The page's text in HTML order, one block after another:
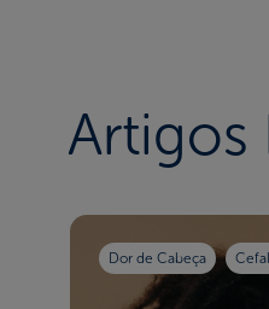
Artigos
Dor de Cabeça